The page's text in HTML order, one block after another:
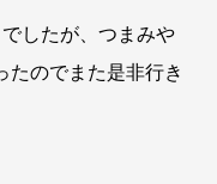
したが、つまみや
たのでまた是非行き